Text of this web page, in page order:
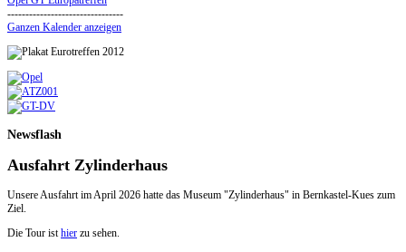
--------------------------------
Ganzen Kalender anzeigen
Newsflash
Ausfahrt Zylinderhaus
Unsere Ausfahrt im April 2026 hatte das Museum "Zylinderhaus" in Bernkastel-Kues zum
Ziel.
Die Tour isthier zu sehen.